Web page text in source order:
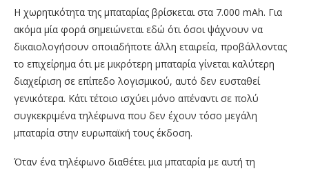
Η χωρητικότητα της μπαταρίας βρίσκεται στα 7.000 mAh. Για
ακόμα μία φορά σημειώνεται εδώ ότι όσοι ψάχνουν να
δικαιολογήσουν οποιαδήποτε άλλη εταιρεία, προβάλλοντας
το επιχείρημα ότι με μικρότερη μπαταρία γίνεται καλύτερη
διαχείριση σε επίπεδο λογισμικού, αυτό δεν ευσταθεί
γενικότερα. Κάτι τέτοιο ισχύει μόνο απέναντι σε πολύ
συγκεκριμένα τηλέφωνα που δεν έχουν τόσο μεγάλη
μπαταρία στην ευρωπαϊκή τους έκδοση.
Όταν ένα τηλέφωνο διαθέτει μια μπαταρία με αυτή τη